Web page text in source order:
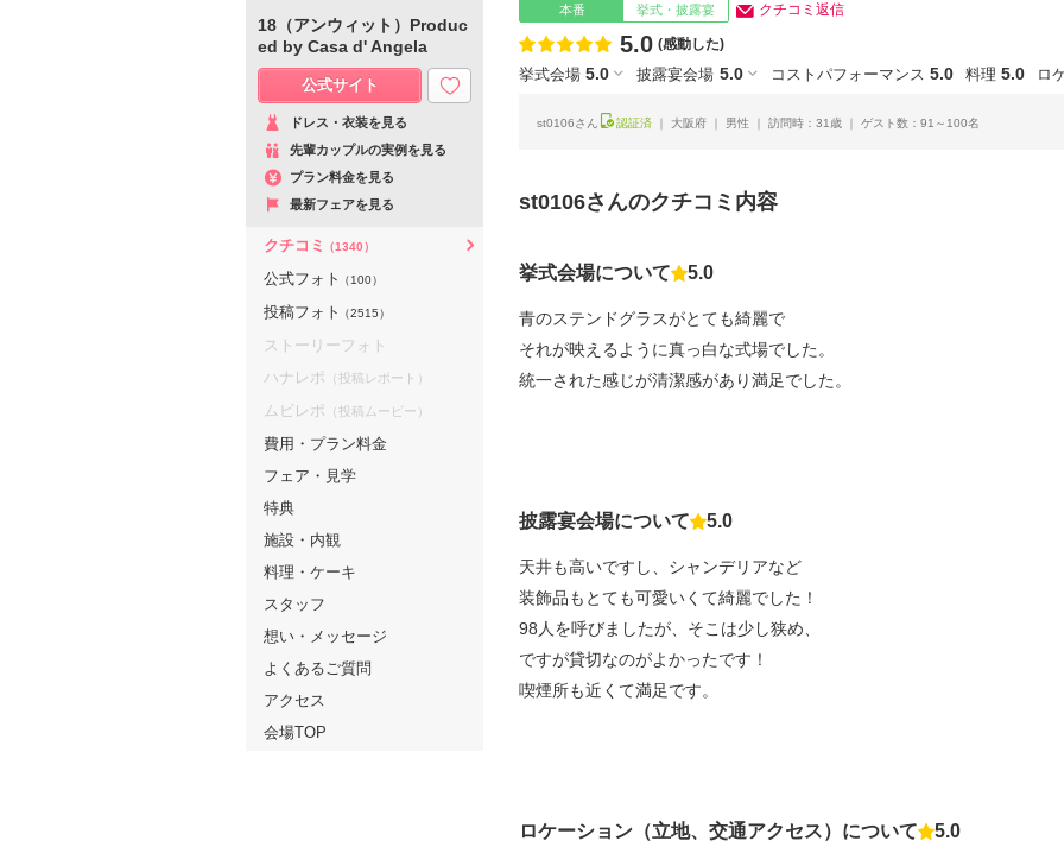
本番 挙式・披露宴 クチコミ返信
点数
5.0 (感動した)
挙式会場 5.0 披露宴会場 5.0 コストパフォーマンス 5.0 料理 5.0 ロ
st0106さん 認証済 大阪府 男性 訪問時：31歳 ゲスト数：91～100名
st0106さんのクチコミ内容
挙式会場について 点数
5.0
青のステンドグラスがとても綺麗で
それが映えるように真っ白な式場でした。
統一された感じが清潔感があり満足でした。
披露宴会場について 点数
5.0
天井も高いですし、シャンデリアなど
装飾品もとても可愛いくて綺麗でした！
98人を呼びましたが、そこは少し狭め、
ですが貸切なのがよかったです！
喫煙所も近くて満足です。
ロケーション（立地、交通アクセス）について 点数
5.0
18（アンウィット）Produc
ed by Casa d' Angela
公式サイト
ドレス・衣装を見る
先輩カップルの実例を見る
プラン料金を見る
最新フェアを見る
クチコミ （1340）
公式フォト （100）
投稿フォト （2515）
ストーリーフォト
ハナレポ （投稿レポート）
ムビレポ （投稿ムービー）
費用・プラン料金
フェア・見学
特典
施設・内観
料理・ケーキ
スタッフ
想い・メッセージ
よくあるご質問
アクセス
会場TOP